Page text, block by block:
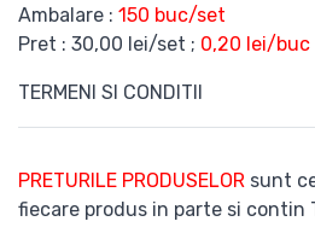
Ambalare : 150 buc/set
Pret : 30,00 lei/set ; 0,20 lei/buc
TERMENI SI CONDITII
PRETURILE PRODUSELOR sunt
fiecare produs in parte si contin